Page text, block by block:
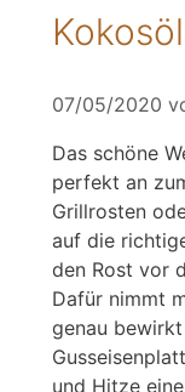
07/05/2020
Das schöne
perfekt an
Grillrosten
auf die
den Rost vor
Dafür nimmt
genau
und Hitze